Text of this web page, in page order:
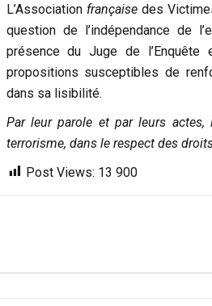
L’Association françaisedes
question de l’indépendance de
présence du Juge de
propositions susceptibles de
dans sa lisibilité.
Par leur parole et par leurs actes,
terrorisme, dans le respect des
Post Views: 13 900